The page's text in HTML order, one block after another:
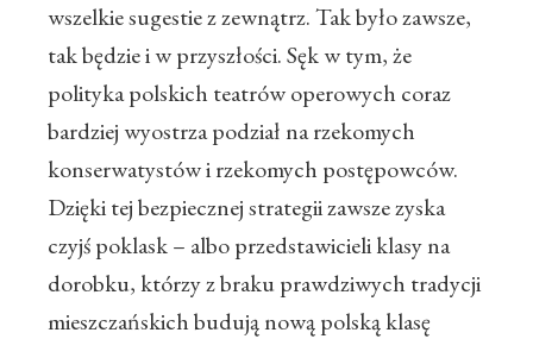
wszelkie sugestie z zewnątrz. Tak było zawsze,
tak będzie i w przyszłości. Sęk w tym, że
polityka polskich teatrów operowych coraz
bardziej wyostrza podział na rzekomych
konserwatystów i rzekomych postępowców.
Dzięki tej bezpiecznej strategii zawsze zyska
czyjś poklask – albo przedstawicieli klasy na
dorobku, którzy z braku prawdziwych tradycji
mieszczańskich budują nową polską klasę